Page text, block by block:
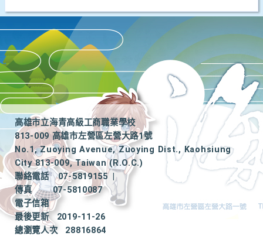
高雄市立海青高級工商職業學校
813-009 高雄市左營區左營大路1號
No.1, Zuoying Avenue, Zuoying Dist., Kaohsiung
City 813-009, Taiwan (R.O.C.)
聯絡電話
07-5819155
|
傳真
07-5810087
電子信箱
最後更新
2019-11-26
總瀏覽人次
28816864